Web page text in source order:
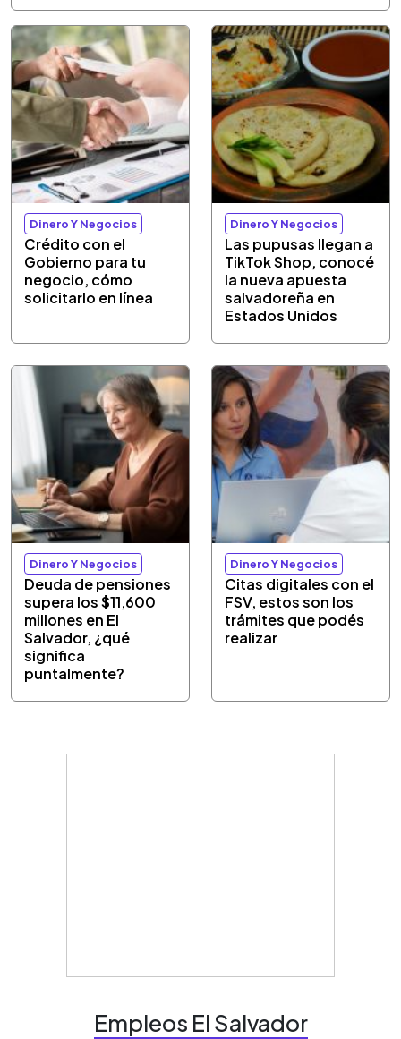
Dinero Y Negocios
Crédito con el
Gobierno para tu
negocio, cómo
solicitarlo en línea
Dinero Y Negocios
Las pupusas llegan a
TikTok Shop, conocé
la nueva apuesta
salvadoreña en
Estados Unidos
Dinero Y Negocios
Deuda de pensiones
supera los $11,600
millones en El
Salvador, ¿qué
significa
puntalmente?
Dinero Y Negocios
Citas digitales con el
FSV, estos son los
trámites que podés
realizar
Empleos El Salvador